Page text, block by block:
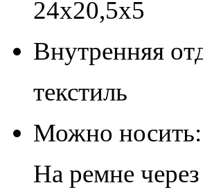
24х20,5х5
Внутренняя
текстиль
Можно носить:
На ремне